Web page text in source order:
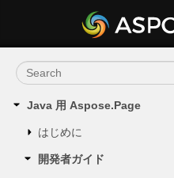
Java 用 Aspose.Page
はじめに
開発者ガイド